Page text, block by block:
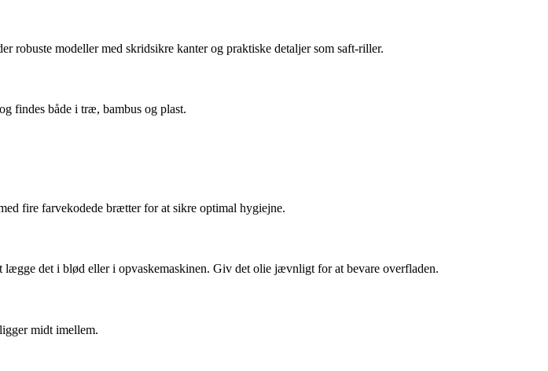
robuste modeller med skridsikre kanter og praktiske detaljer som saft-riller.
findes både i træ, bambus og plast.
fire farvekodede brætter for at sikre optimal hygiejne.
det i blød eller i opvaskemaskinen. Giv det olie jævnligt for at bevare overfladen.
midt imellem.